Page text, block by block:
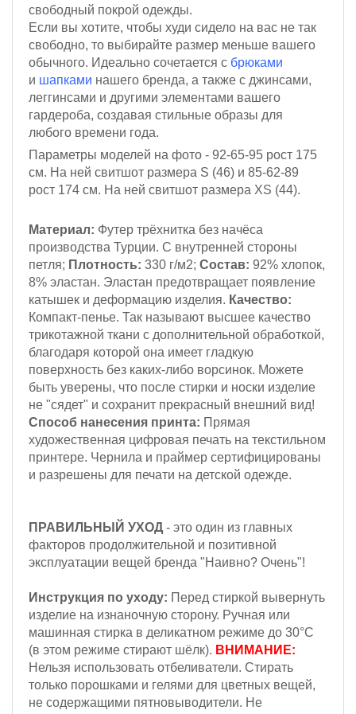
свободный покрой одежды.
Если вы хотите, чтобы худи сидело на вас не так
свободно, то выбирайте размер меньше вашего
обычного. Идеально сочетается с брюками
и шапками нашего бренда, а также с джинсами,
леггинсами и другими элементами вашего
гардероба, создавая стильные образы для
любого времени года.
Параметры моделей на фото - 92-65-95 рост 175
см. На ней свитшот размера S (46) и 85-62-89
рост 174 см. На ней свитшот размера XS (44).
Материал: Футер трёхнитка без начёса
производства Турции. С внутренней стороны
петля; Плотность: 330 г/м2; Состав: 92% хлопок,
8% эластан. Эластан предотвращает появление
катышек и деформацию изделия. Качество:
Компакт-пенье. Так называют высшее качество
трикотажной ткани с дополнительной обработкой,
благодаря которой она имеет гладкую
поверхность без каких-либо ворсинок. Можете
быть уверены, что после стирки и носки изделие
не "сядет" и сохранит прекрасный внешний вид!
Способ нанесения принта: Прямая
художественная цифровая печать на текстильном
принтере. Чернила и праймер сертифицированы
и разрешены для печати на детской одежде.
ПРАВИЛЬНЫЙ УХОД - это один из главных
факторов продолжительной и позитивной
эксплуатации вещей бренда "Наивно? Очень"!
Инструкция по уходу: Перед стиркой вывернуть
изделие на изнаночную сторону. Ручная или
машинная стирка в деликатном режиме до 30°С
(в этом режиме стирают шёлк). ВНИМАНИЕ:
Нельзя использовать отбеливатели. Стирать
только порошками и гелями для цветных вещей,
не содержащими пятновыводители. Не